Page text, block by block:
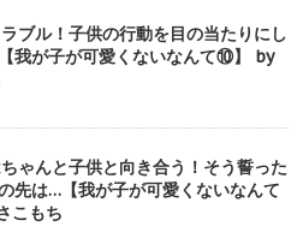
ブル！子供の行動を目の当たりにし
我が子が可愛くないなんて⑩】 by
ゃんと子供と向き合う！そう誓った
先は…【我が子が可愛くないなんて
こもち